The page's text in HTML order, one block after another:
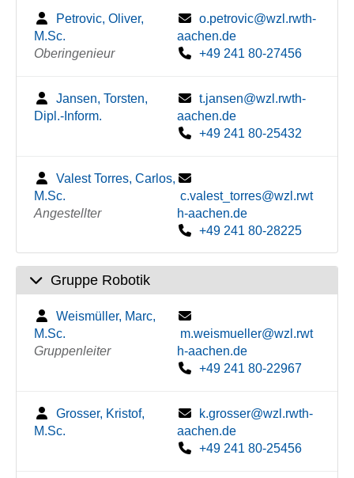
Petrovic, Oliver,
M.Sc.
Oberingenieur
o.petrovic@wzl.rwth-
aachen.de
+49 241 80-27456
Jansen, Torsten,
Dipl.-Inform.
t.jansen@wzl.rwth-
aachen.de
+49 241 80-25432
Valest Torres, Carlos,
M.Sc.
Angestellter
c.valest_torres@wzl.rwt
h-aachen.de
+49 241 80-28225
Gruppe Robotik
Weismüller, Marc,
M.Sc.
Gruppenleiter
m.weismueller@wzl.rwt
h-aachen.de
+49 241 80-22967
Grosser, Kristof,
M.Sc.
k.grosser@wzl.rwth-
aachen.de
+49 241 80-25456